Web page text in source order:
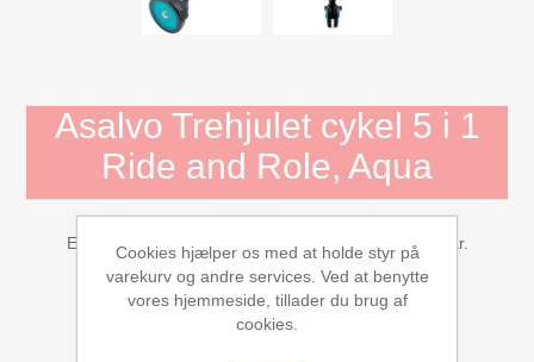
Gavekort
Kuglebaner Trix Track
Biler, Tog, skibe
Asalvo Trehjulet cykel 5 i 1
Ride and Role, Aqua
En alsidig trehjulet cykel designet til børn fra 2 til 6 år.
Leverandør:Asalvo
Cookies hjælper os med at holde styr på
varekurv og andre services. Ved at benytte
vores hjemmeside, tillader du brug af
cookies.